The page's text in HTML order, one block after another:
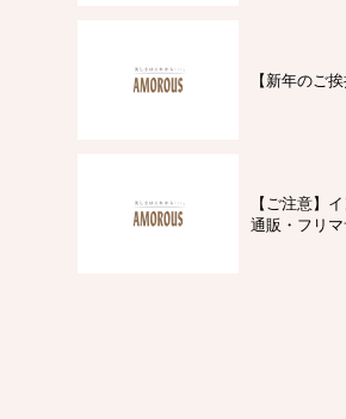
【新年のご挨
【ご注意】
通販・フリ